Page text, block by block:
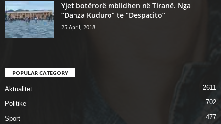
Yjet botërorë mblidhen në Tiranë. Nga
“Danza Kuduro” te “Despacito”
25 April, 2018
POPULAR CATEGORY
Aktualitet 2611
Politike 702
Sport 477